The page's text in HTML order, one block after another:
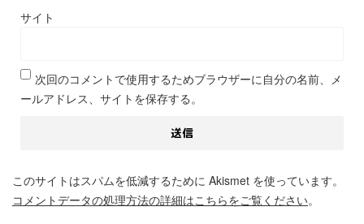
サイト
次回のコメントで使用するためブラウザーに自分の名前、メ
ールアドレス、サイトを保存する。
このサイトはスパムを低減するために Akismet を使っています。
コメントデータの処理方法の詳細はこちらをご覧ください。